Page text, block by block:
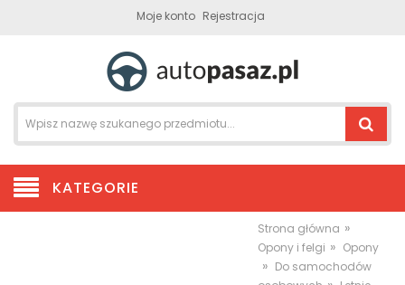
Moje konto Rejestracja
KATEGORIE
Strona główna »
Opony i felgi » Opony
» Do samochodów